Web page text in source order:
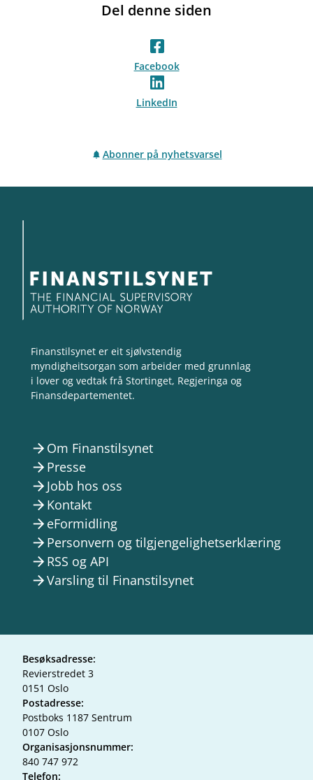
Del denne siden
Facebook
LinkedIn
Abonner på nyhetsvarsel
Finanstilsynet er eit sjølvstendig
myndigheitsorgan som arbeider med grunnlag
i lover og vedtak frå Stortinget, Regjeringa og
Finansdepartementet.
arrow_forward Om Finanstilsynet
arrow_forward Presse
arrow_forward Jobb hos oss
arrow_forward Kontakt
arrow_forward eFormidling
arrow_forward Personvern og tilgjengelighetserklæring
arrow_forward RSS og API
arrow_forwardVarsling til Finanstilsynet
Besøksadresse:
Revierstredet 3
0151 Oslo
Postadresse:
Postboks 1187 Sentrum
0107 Oslo
Organisasjonsnummer:
840 747 972
Telefon: